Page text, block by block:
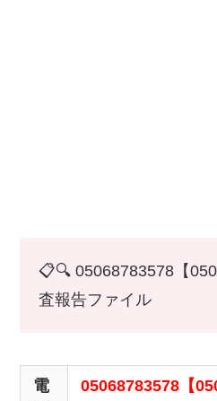
📋🔍 05068783578【
査報告ファイル
電
05068783578【